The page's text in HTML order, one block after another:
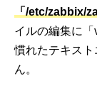
「/etc/zabbix/
イルの編集に
慣れたテキス
ん。